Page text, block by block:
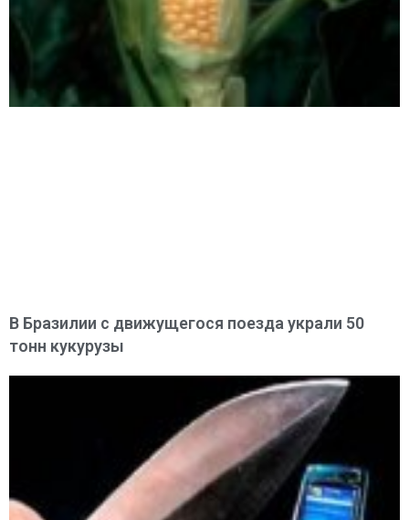
В Бразилии с движущегося поезда украли 50
тонн кукурузы